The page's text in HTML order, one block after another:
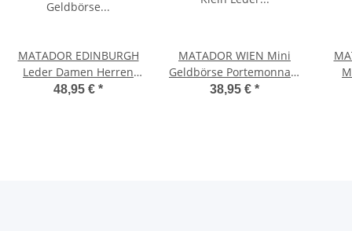
MATADOR EDINBURGH
Leder Damen Herren
Geldbörse Portemonnaie
48,95 € *
MATADOR WIEN Mini
Geldbörse Portemonnaie
Klein Leder RFID TüV
38,95 € *